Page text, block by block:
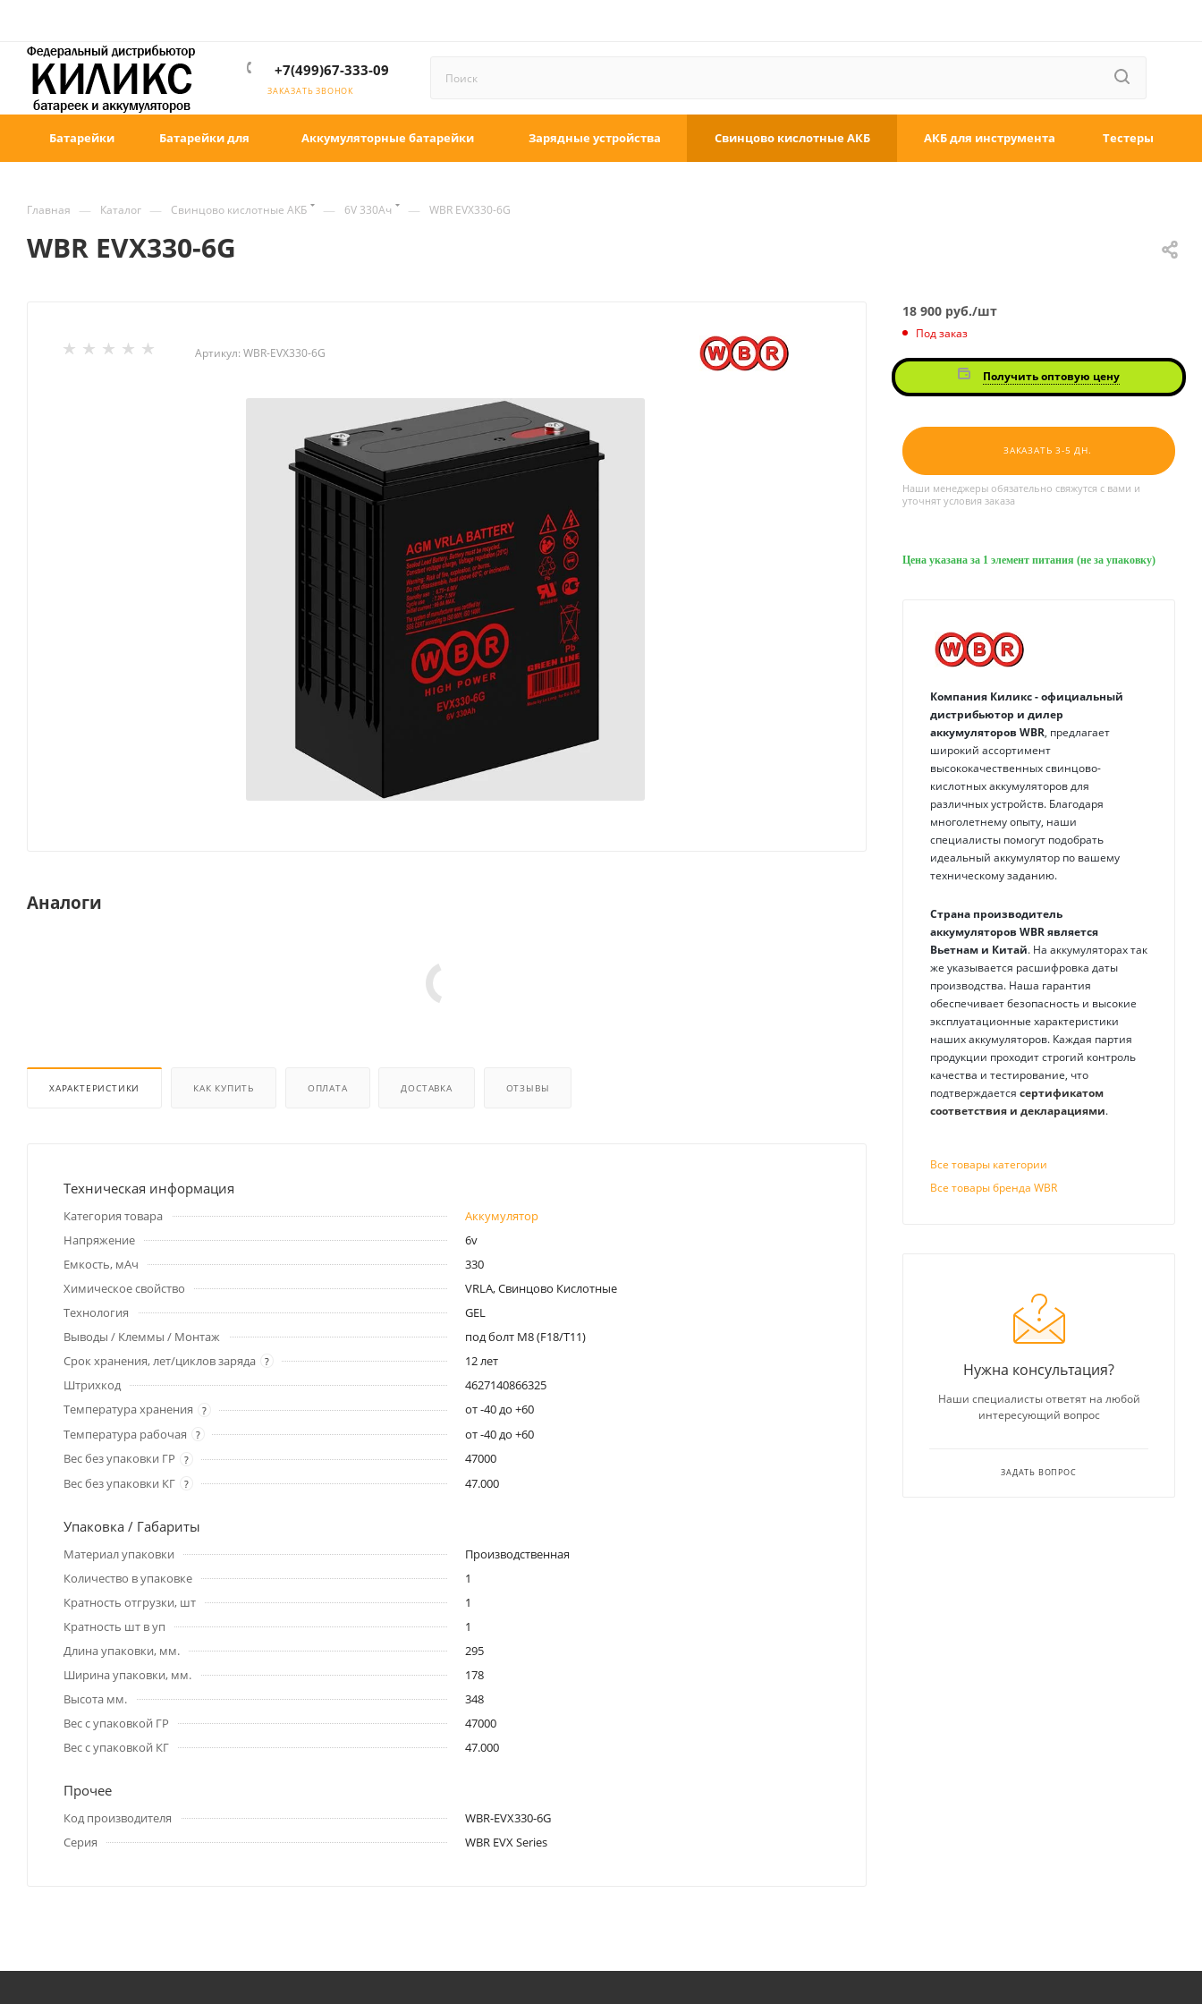
+7(499)67-333-09
ЗАКАЗАТЬ ЗВОНОК
Батарейки Батарейки для Аккумуляторные батарейки Зарядные устройства Свинцово кислотные АКБ АКБ для инструмента Тестеры
Главная — Каталог — Свинцово кислотные АКБ — 6V 330Ач — WBR EVX330-6G
WBR EVX330-6G
Артикул: WBR-EVX330-6G
Аналоги
ХАРАКТЕРИСТИКИ КАК КУПИТЬ ОПЛАТА ДОСТАВКА ОТЗЫВЫ
Техническая информация
Категория товара
Аккумулятор
Напряжение
6v
Емкость, мАч
330
Химическое свойство
VRLA, Свинцово Кислотные
Технология
GEL
Выводы / Клеммы / Монтаж
под болт M8 (F18/T11)
Срок хранения, лет/циклов заряда
?
12 лет
Штрихкод
4627140866325
Температура хранения
?
от -40 до +60
Температура рабочая
?
от -40 до +60
Вес без упаковки ГР
?
47000
Вес без упаковки КГ
? 47.000
Упаковка / Габариты
Материал упаковки
Производственная
Количество в упаковке
1
Кратность отгрузки, шт
1
Кратность шт в уп
1
Длина упаковки, мм.
295
Ширина упаковки, мм.
178
Высота мм.
348
Вес с упаковкой ГР
47000
Вес с упаковкой КГ
47.000
Прочее
Код производителя
WBR-EVX330-6G
Серия
WBR EVX Series
18 900 руб./шт
Под заказ
Получить оптовую цену
ЗАКАЗАТЬ 3-5 ДН.
Наши менеджеры обязательно свяжутся с вами и
уточнят условия заказа
Цена указана за 1 элемент питания (не за упаковку)
Компания Киликс - официальный
дистрибьютор и дилер
аккумуляторов WBR, предлагает
широкий ассортимент
высококачественных свинцово-
кислотных аккумуляторов для
различных устройств. Благодаря
многолетнему опыту, наши
специалисты помогут подобрать
идеальный аккумулятор по вашему
техническому заданию.
Страна производитель
аккумуляторов WBRявляется
Вьетнам и Китай. На аккумуляторах так
же указывается расшифровка даты
производства. Наша гарантия
обеспечивает безопасность и высокие
эксплуатационные характеристики
наших аккумуляторов. Каждая партия
продукции проходит строгий контроль
качества и тестирование, что
подтверждается сертификатом
соответствия и декларациями.
Все товары категории
Все товары бренда WBR
Нужна консультация?
Наши специалисты ответят на любой
интересующий вопрос
ЗАДАТЬ ВОПРОС